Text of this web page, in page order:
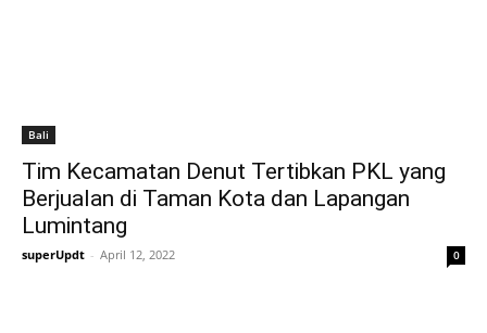
Bali
Tim Kecamatan Denut Tertibkan PKL yang
Berjualan di Taman Kota dan Lapangan
Lumintang
superUpdt - April 12, 2022 0